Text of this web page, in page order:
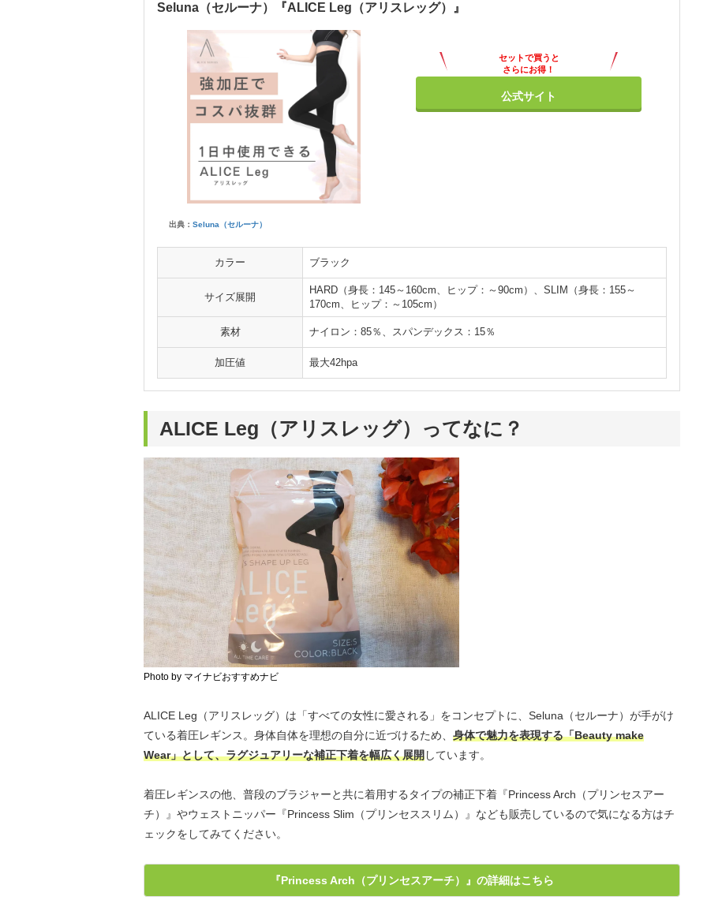
Seluna（セルーナ）『ALICE Leg（アリスレッグ）』
出典： Seluna（セルーナ）
セットで買うと
さらにお得！
公式サイト
カラー ブラック
サイズ展開
HARD（身長：145～160cm、ヒップ：～90cm）、SLIM（身長：155～
170cm、ヒップ：～105cm）
素材 ナイロン：85％、スパンデックス：15％
加圧値 最大42hpa
ALICE Leg（アリスレッグ）ってなに？
Photo by マイナビおすすめナビ
ALICE Leg（アリスレッグ）は「すべての女性に愛される」をコンセプトに、Seluna（セルーナ）が手がけ
ている着圧レギンス。身体自体を理想の自分に近づけるため、 身体で魅力を表現する「Beauty make
Wear」として、ラグジュアリーな補正下着を幅広く展開しています。
着圧レギンスの他、普段のブラジャーと共に着用するタイプの補正下着『Princess Arch（プリンセスアー
チ）』やウェストニッパー『Princess Slim（プリンセススリム）』なども販売しているので気になる方はチ
ェックをしてみてください。
『Princess Arch（プリンセスアーチ）』の詳細はこちら